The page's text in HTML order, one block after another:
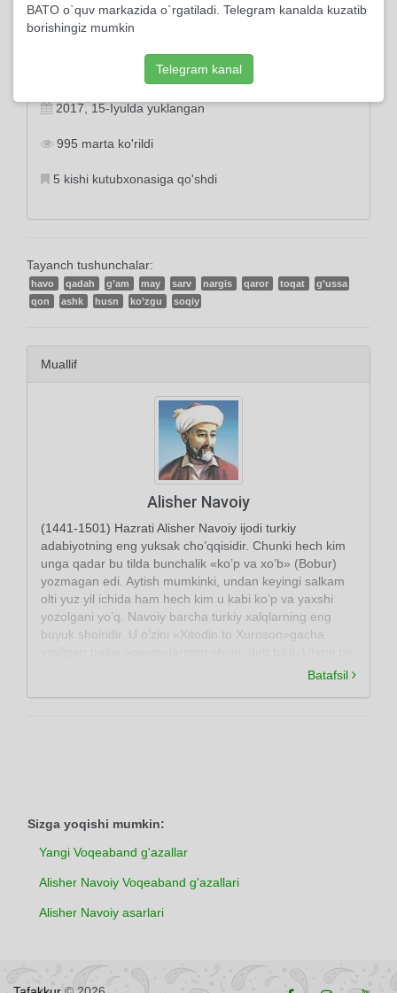
2017, 15-Iyulda yuklangan
995 marta ko'rildi
5 kishi kutubxonasiga qo'shdi
Tayanch tushunchalar:
havo qadah g’am may sarv nargis qaror toqat
g’ussa
qon
ashk husn ko’zgu soqiy
Muallif
Alisher Navoiy
(1441-1501) Hazrati Alisher Navoiy ijodi turkiy
adabiyotning eng yuksak cho’qqisidir. Chunki hech kim
unga qadar bu tilda bunchalik «ko’p va xo’b» (Bobur)
yozmagan edi. Aytish mumkinki, undan keyingi salkam
olti yuz yil ichida ham hech kim u kabi ko’p va yaxshi
yozolgani yo’q. Navoiy barcha turkiy xalqlarning eng
buyuk shoiridir. U o’zini «Xitodin to Xuroson»gacha
adabiy til bayrog’i ostida birlashtirdi -«yakqalam» qildi.
Batafsil
Sizga yoqishi mumkin:
Yangi Voqeaband g'azallar
Alisher Navoiy Voqeaband g'azallari
Alisher Navoiy asarlari
BATO o`quv markazida o`rgatiladi. Telegram kanalda kuzatib
borishingiz mumkin
Telegram kanal